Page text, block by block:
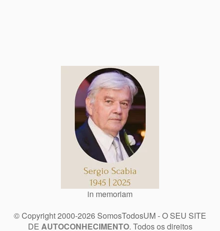
in memoriam
© Copyright 2000-2026 SomosTodosUM - O SEU SITE
DE AUTOCONHECIMENTO. Todos os direitos